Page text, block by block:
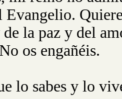
Evangelio.
la paz y del
os engañéis.
lo sabes y lo